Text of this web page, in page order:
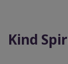
Kind